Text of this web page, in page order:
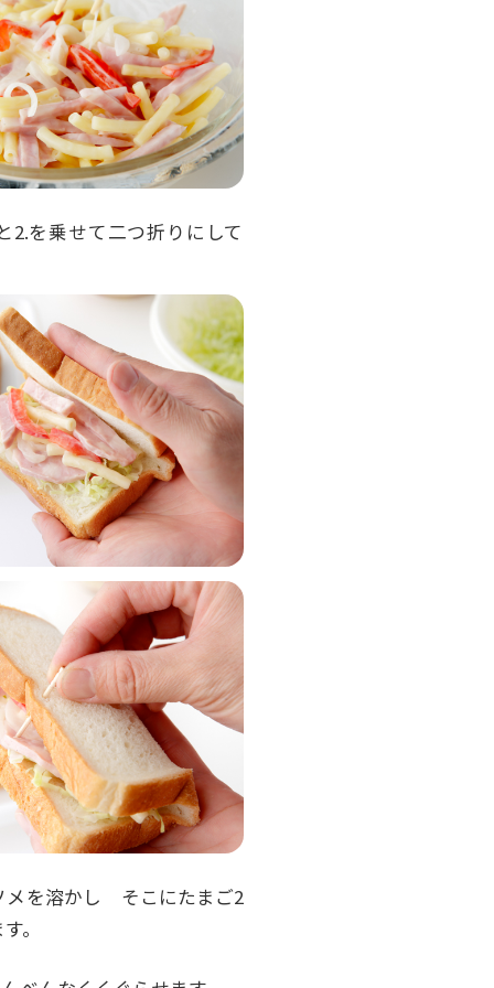
2.を乗せて二つ折りにして
メを溶かし そこにたまご2
。